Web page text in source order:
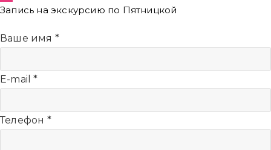
Запись на экскурсию по Пятницкой
Ваше имя *
E-mail*
Телефон *